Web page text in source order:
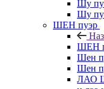
Шу
Шу
ШЕН пуэр
ШЕН
Шен
Шен
ЛАО